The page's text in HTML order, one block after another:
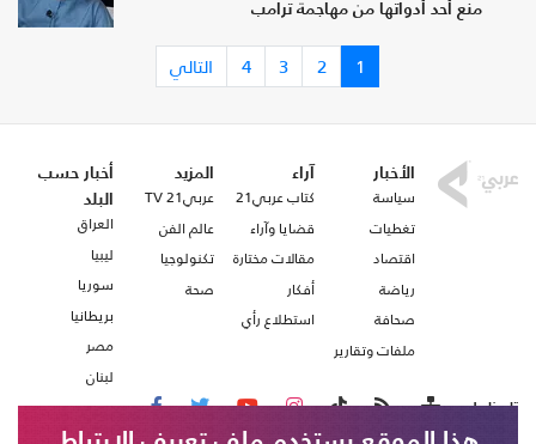
منع أحد أدواتها من مهاجمة ترامب
1
2
3
4 التالي
الأخبار
سياسة
تغطيات
اقتصاد
رياضة
صحافة
ملفات وتقارير
آراء
كتاب عربي21
قضايا وآراء
مقالات مختارة
أفكار
استطلاع رأي
المزيد
عربي21 TV
عالم الفن
تكنولوجيا
صحة
أخبار حسب
البلد
العراق
ليبيا
سوريا
بريطانيا
مصر
لبنان
تابعنا على